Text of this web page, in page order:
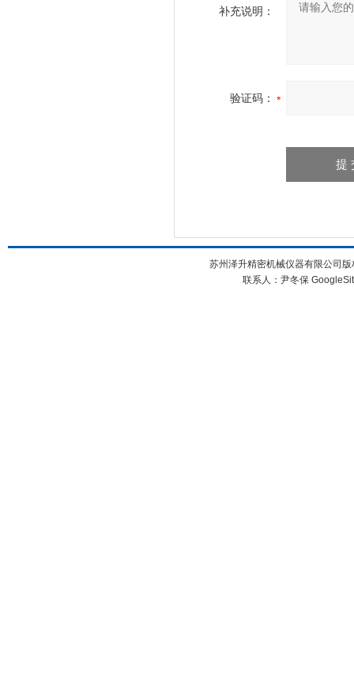
补充说明：
验证码：
苏州泽升精密机械仪器有限公司
联系人：尹冬保